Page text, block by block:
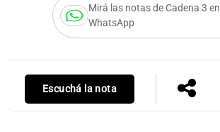
Mirá las notas de Cadena 3 en
WhatsApp
Escuchá la nota